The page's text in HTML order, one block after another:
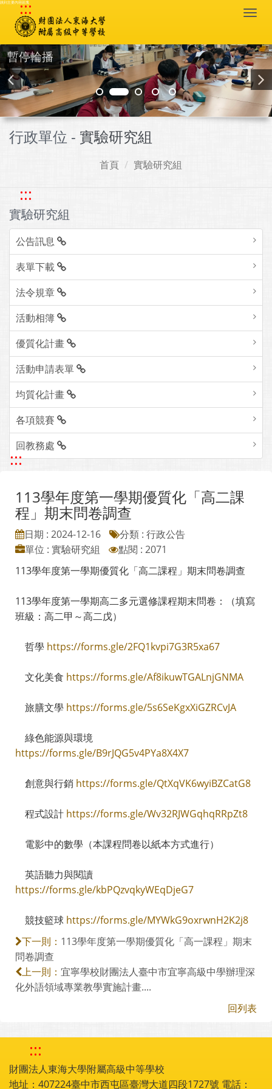
跳到主要內容區塊
:::
暫停輪播
行政單位 - 實驗研究組
首頁 實驗研究組
:::
實驗研究組
公告訊息
表單下載
法令規章
活動相簿
優質化計畫
活動申請表單
均質化計畫
各項競賽
回教務處
:::
113學年度第一學期優質化「高二課
程」期末問卷調查
日期 : 2024-12-16
分類 : 行政公告
單位 : 實驗研究組
點閱 : 2071
113學年度第一學期優質化「高二課程」期末問卷調查
113學年度第一學期高二多元選修課程期末問卷：（填寫
班級：高二甲～高二戊）
哲學 https://forms.gle/2FQ1kvpi7G3R5xa67
文化美食 https://forms.gle/Af8ikuwTGALnjGNMA
旅膳文學 https://forms.gle/5s6SeKgxXiGZRCvJA
綠色能源與環境
https://forms.gle/B9rJQG5v4PYa8X4X7
創意與行銷 https://forms.gle/QtXqVK6wyiBZCatG8
程式設計 https://forms.gle/Wv32RJWGqhqRRpZt8
電影中的數學（本課程問卷以紙本方式進行）
英語聽力與閱讀
https://forms.gle/kbPQzvqkyWEqDjeG7
競技籃球 https://forms.gle/MYWkG9oxrwnH2K2j8
下一則： 113學年度第一學期優質化「高一課程」期末
問卷調查
上一則： 宜寧學校財團法人臺中市宜寧高級中學辦理深
化外語領域專業教學實施計畫....
回列表
:::
財團法人東海大學附屬高級中等學校
地址：407224臺中市西屯區臺灣大道四段1727號 電話：